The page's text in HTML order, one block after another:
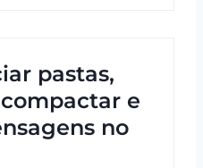
pastas,
e
no